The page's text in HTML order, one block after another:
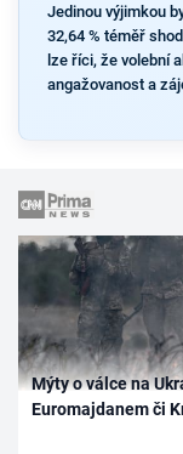
Jedinou výjimkou
32,64 % téměř
lze říci, že volební
angažovanost a
Mýty o válce na
Euromajdanem či